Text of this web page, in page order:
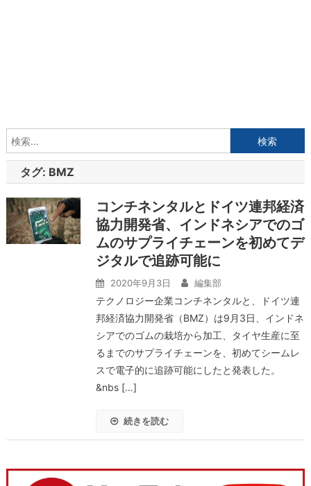
索:
タグ: BMZ
コンチネンタルとドイツ連邦経済
協力開発省、インドネシアでのゴ
ムのサプライチェーンを初めてデ
ジタルで追跡可能に
2020年9月3日 編集部
テクノロジー企業コンチネンタルと、ドイツ連
邦経済協力開発省（BMZ）は9月3日、インドネ
シアでのゴムの栽培から加工、タイヤ生産に至
るまでのサプライチェーンを、初めてシームレ
スで電子的に追跡可能にしたと発表した。
&nbs […]
続きを読む